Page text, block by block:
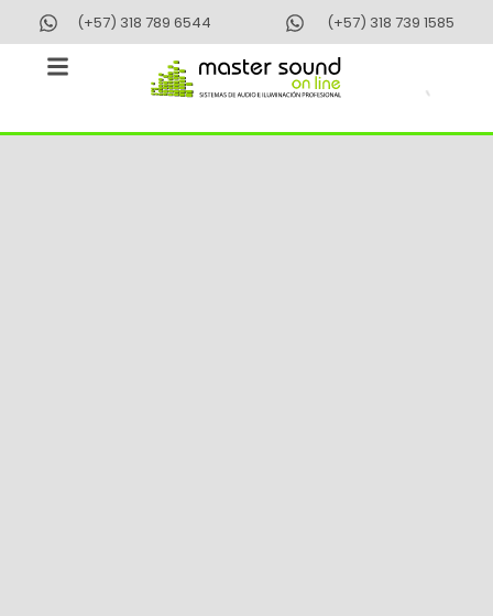
contenido
(+57) 318 789 6544 (+57) 318 739 1585